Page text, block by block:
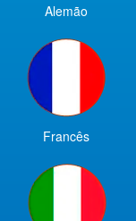
Alemão
Francês